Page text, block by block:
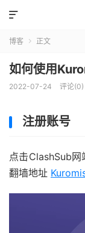

博客  正文
如何使用
2022-07-24 评论(0)
注册账号
点击ClashSub
翻墙地址